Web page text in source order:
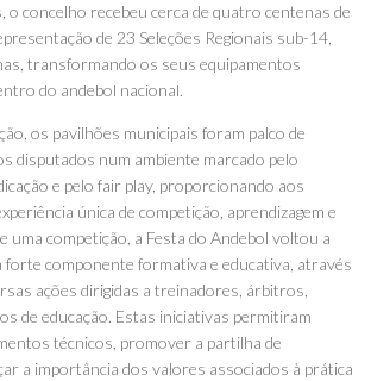
concelho recebeu cerca de quatro centenas de
de 23 Seleções Regionais sub-14,
transformando os seus equipamentos
do andebol nacional.
os pavilhões municipais foram palco de
disputados num ambiente marcado pelo
e pelo fair play, proporcionando aos
única de competição, aprendizagem e
uma competição, a Festa do Andebol voltou a
forte componente formativa e educativa, através
ações dirigidas a treinadores, árbitros,
de educação. Estas iniciativas permitiram
técnicos, promover a partilha de
a importância dos valores associados à prática